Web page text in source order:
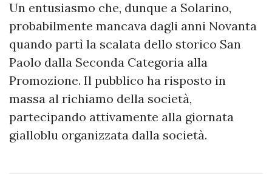
Un entusiasmo che, dunque a Solarino,
probabilmente mancava dagli anni Novanta
quando partì la scalata dello storico San
Paolo dalla Seconda Categoria alla
Promozione. Il pubblico ha risposto in
massa al richiamo della società,
partecipando attivamente alla giornata
gialloblu organizzata dalla società.